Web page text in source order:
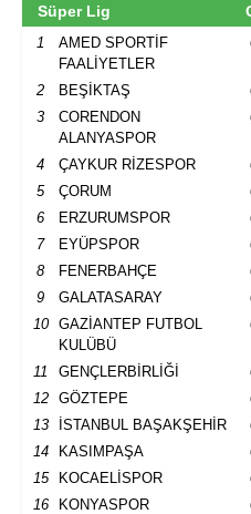
Süper Lig
1
AMED SPORTİF
FAALİYETLER
2 BEŞİKTAŞ
3
CORENDON
ALANYASPOR
4 ÇAYKUR RİZESPOR
5
ÇORUM
6
ERZURUMSPOR
7
EYÜPSPOR
8
FENERBAHÇE
9
GALATASARAY
10
GAZİANTEP FUTBOL
KULÜBÜ
11 GENÇLERBİRLİĞİ
12
GÖZTEPE
13
İSTANBUL BAŞAKŞEHİR
14
KASIMPAŞA
15
KOCAELİSPOR
16
KONYASPOR